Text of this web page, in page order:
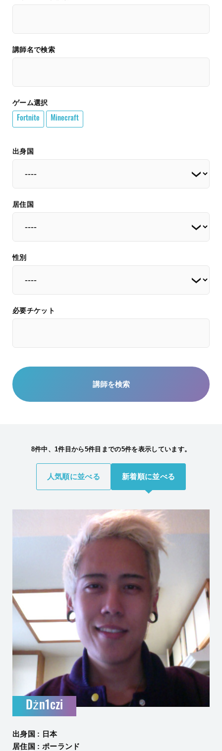
講師名で検索
ゲーム選択
Fortnite Minecraft
出身国
居住国
性別
必要チケット
8件中、1件目から5件目までの5件を表示しています。
人気順に並べる 新着順に並べる
Dżn1czi
出身国 : 日本
居住国 : ポーランド